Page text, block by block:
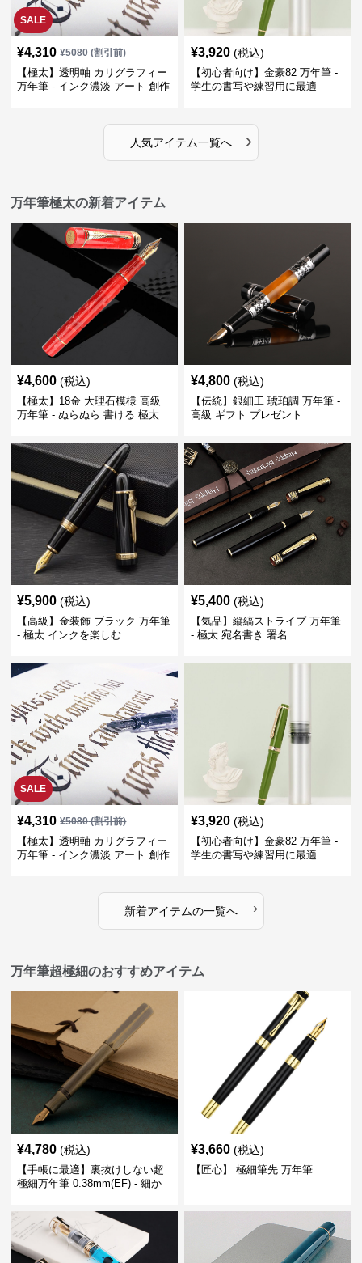
SALE
¥4,310 ¥5080(割引前)
【極太】透明軸 カリグラフィー
万年筆 - インク濃淡 アート 創作
¥3,920 (税込)
【初心者向け】金豪82 万年筆 -
学生の書写や練習用に最適
人気アイテム一覧へ ›
万年筆極太の新着アイテム
¥4,600 (税込)
【極太】18金 大理石模様 高級
万年筆 - ぬらぬら 書ける 極太
¥4,800 (税込)
【伝統】銀細工 琥珀調 万年筆 -
高級 ギフト プレゼント
¥5,900 (税込)
【高級】金装飾 ブラック 万年筆
- 極太 インクを楽しむ
¥5,400 (税込)
【気品】縦縞ストライプ 万年筆
- 極太 宛名書き 署名
SALE
¥4,310 ¥5080(割引前)
【極太】透明軸 カリグラフィー
万年筆 - インク濃淡 アート 創作
¥3,920 (税込)
【初心者向け】金豪82 万年筆 -
学生の書写や練習用に最適
新着アイテムの一覧へ ›
万年筆超極細のおすすめアイテム
¥4,780 (税込)
【手帳に最適】裏抜けしない超
極細万年筆 0.38mm(EF) - 細か
¥3,660 (税込)
【匠心】 極細筆先 万年筆